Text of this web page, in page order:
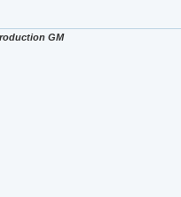
GM